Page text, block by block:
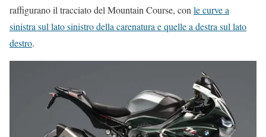
raffigurano il tracciato del Mountain Course, con le curve a
sinistra sul lato sinistro della carenatura e quelle a destra sul lato
destro.